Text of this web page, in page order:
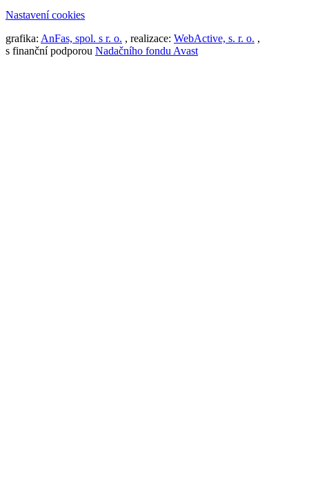
Nastavení cookies
grafika: AnFas, spol. s r. o. , realizace: WebActive, s. r. o. ,
s finanční podporou Nadačního fondu Avast